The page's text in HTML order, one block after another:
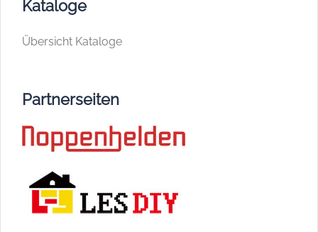
Kataloge
Übersicht Kataloge
Partnerseiten